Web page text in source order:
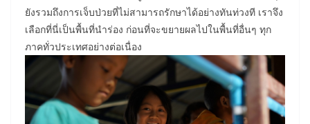
ยังรวมถึงการเจ็บป่วยที่ไม่สามารถรักษาได้อย่างทันท่วงที เราจึง
เลือกที่นี่เป็นพื้นที่นำร่อง ก่อนที่จะขยายผลไปในพื้นที่อื่นๆ ทุก
ภาคทั่วประเทศอย่างต่อเนื่อง